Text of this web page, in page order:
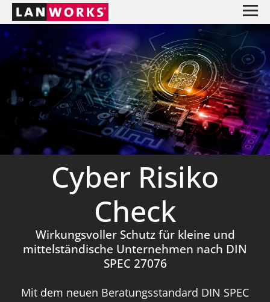
Cyber Risiko
Check
Wirkungsvoller Schutz für kleine und
mittelständische Unternehmen nach DIN
SPEC 27076
Mit dem neuen Beratungsstandard DIN SPEC